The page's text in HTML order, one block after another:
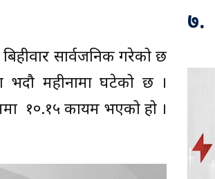
सार्वजनिक गरेको छ
भदौ महीनामा घटेको छ ।
१०.१५ कायम भएको हो ।
७.